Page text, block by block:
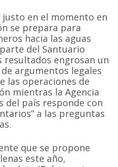
en el momento en
se prepara para
hacia las aguas
del Santuario
resultados engrosan un
argumentos legales
las operaciones de
mientras la Agencia
del país responde con
a las preguntas
que se propone
este año,